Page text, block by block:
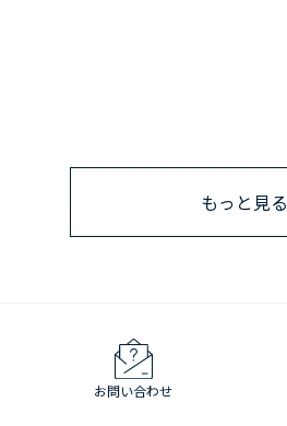
もっと見る
お問い合わせ